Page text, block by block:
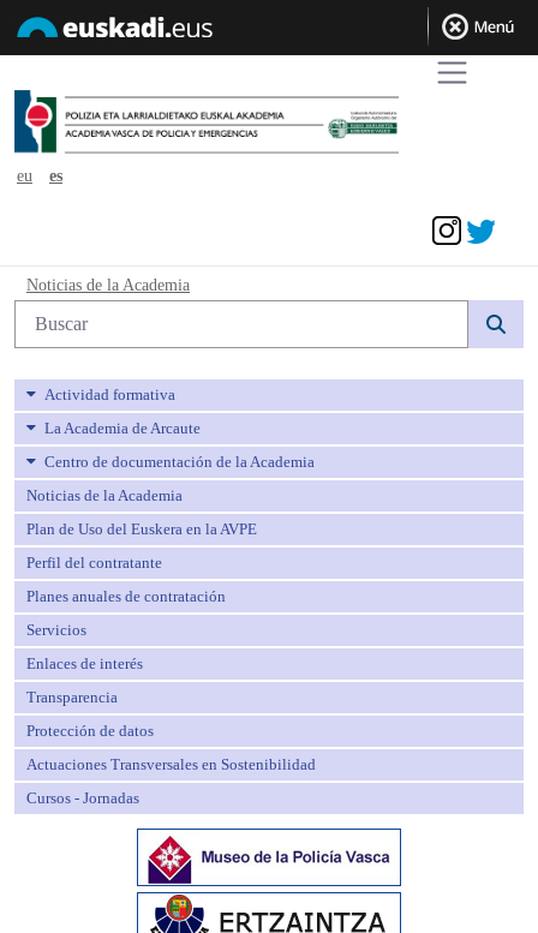
eu
es
Noticias de la Academia - avpe
Noticias de la Academia
Búsqueda web
Actividad formativa
La Academia de Arcaute
Centro de documentación de la Academia
Noticias de la Academia
Plan de Uso del Euskera en la AVPE
Perfil del contratante
Planes anuales de contratación
Servicios
Enlaces de interés
Transparencia
Protección de datos
Actuaciones Transversales en Sostenibilidad
Cursos - Jornadas